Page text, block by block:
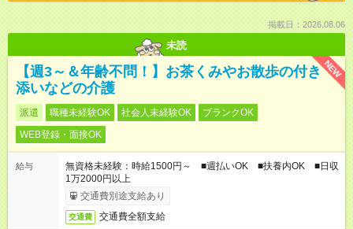
掲載日：2026.08.06
未読
NEW
【週3～＆年齢不問！】お茶くみやお散歩の付き
添いなどの介護
派遣 職種未経験OK 社会人未経験OK
ブランクOK
WEB登録・面接OK
給与
無資格未経験：時給1500円～ ■週払いOK ■扶養内OK ■日収
1万2000円以上
交通費別途支給あり
交通費 交通費全額支給